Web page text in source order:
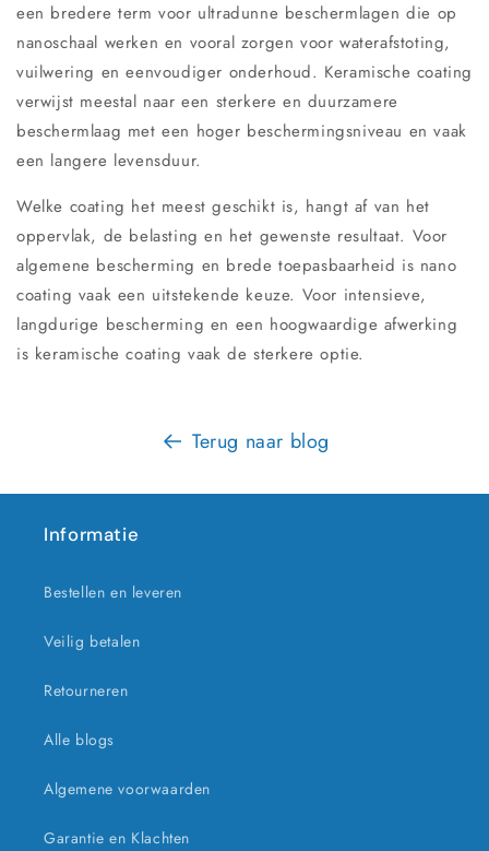
een bredere term voor ultradunne beschermlagen die op
nanoschaal werken en vooral zorgen voor waterafstoting,
vuilwering en eenvoudiger onderhoud. Keramische coating
verwijst meestal naar een sterkere en duurzamere
beschermlaag met een hoger beschermingsniveau en vaak
een langere levensduur.
Welke coating het meest geschikt is, hangt af van het
oppervlak, de belasting en het gewenste resultaat. Voor
algemene bescherming en brede toepasbaarheid is nano
coating vaak een uitstekende keuze. Voor intensieve,
langdurige bescherming en een hoogwaardige afwerking
is keramische coating vaak de sterkere optie.
Terug naar blog
Informatie
Bestellen en leveren
Veilig betalen
Retourneren
Alle blogs
Algemene voorwaarden
Garantie en Klachten